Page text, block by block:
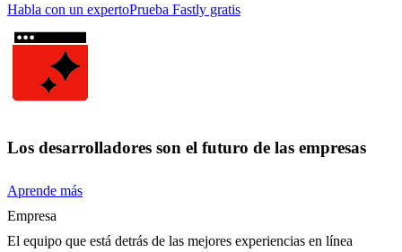
Habla con un expertoPrueba Fastly gratis
Los desarrolladores son el futuro de las empresas
Aprende más
Empresa
El equipo que está detrás de las mejores experiencias en línea